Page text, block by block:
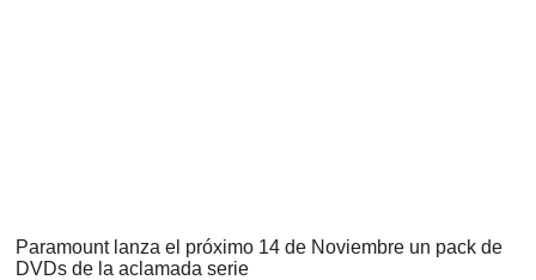
Paramount lanza el próximo 14 de Noviembre un pack de
DVDs de la aclamada serie